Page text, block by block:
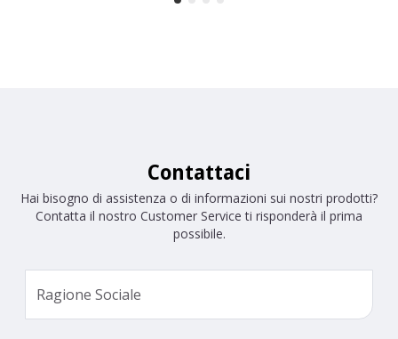
Contattaci
Hai bisogno di assistenza o di informazioni sui nostri prodotti?
Contatta il nostro Customer Service ti risponderà il prima
possibile.